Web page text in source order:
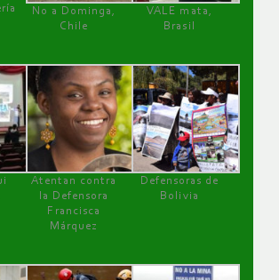
No a Dominga,
Chile
VALE mata,
Brasil
Atentan contra
la Defensora
Francisca
Márquez
Defensoras de
Bolivia